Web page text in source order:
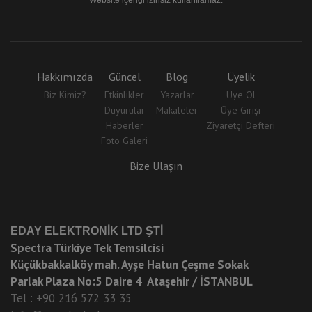
Hakkımızda
Biz Kimiz?
Güncel
Etkinlikler
Duyurular
Haberler
Foto Galeri
Blog
Yazarlar
Makaleler
Üyelik
Üye Ol
Üye Girişi
Ziyaretçi Defteri
Bize Ulaşın
EDAY ELEKTRONİK LTD ŞTİ
Spectra Türkiye Tek Temsilcisi
Küçükbakkalköy mah. Ayşe Hatun Çeşme Sokak
Parlak Plaza No:5 Daire 4 Ataşehir / İSTANBUL
Tel : +90 216 572 33 35